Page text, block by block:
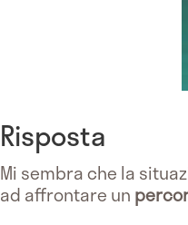
Risposta
Mi sembra che la
ad affrontare un